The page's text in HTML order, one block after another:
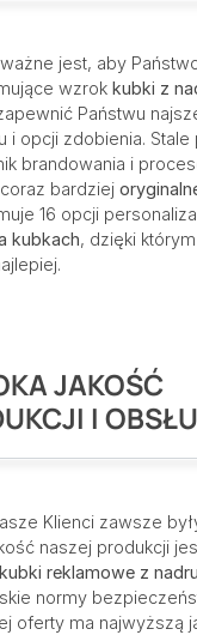
jest, aby
wzrok kubki z
Państwu
i opcji zdobienia. Stale
brandowania i
bardziej
16 opcji
kubkach, dzięki
JAKOŚĆ
I
Klienci zawsze
naszej produkcji
kubki reklamowe z
normy
oferty ma najwyższą